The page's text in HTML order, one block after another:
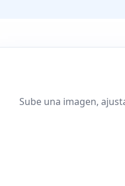
Sube una imagen,